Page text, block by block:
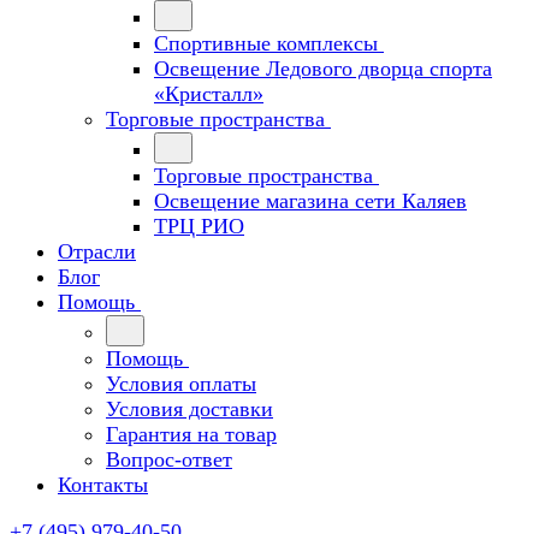
Спортивные комплексы
Освещение Ледового дворца спорта
«Кристалл»
Торговые пространства
Торговые пространства
Освещение магазина сети Каляев
ТРЦ РИО
Отрасли
Блог
Помощь
Помощь
Условия оплаты
Условия доставки
Гарантия на товар
Вопрос-ответ
Контакты